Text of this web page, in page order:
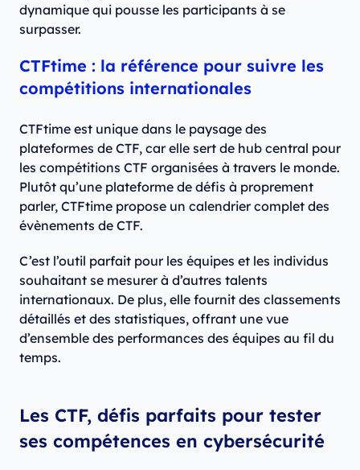
dynamique qui pousse les participants à se
surpasser.
CTFtime : la référence pour suivre les
compétitions internationales
CTFtime est unique dans le paysage des
plateformes de CTF, car elle sert de hub central pour
les compétitions CTF organisées à travers le monde.
Plutôt qu’une plateforme de défis à proprement
parler, CTFtime propose un calendrier complet des
évènements de CTF.
C’est l’outil parfait pour les équipes et les individus
souhaitant se mesurer à d’autres talents
internationaux. De plus, elle fournit des classements
détaillés et des statistiques, offrant une vue
d’ensemble des performances des équipes au fil du
temps.
Les CTF, défis parfaits pour tester
ses compétences en cybersécurité